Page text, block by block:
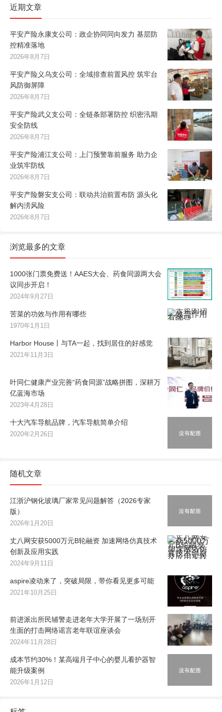
近期文章
平安产险永康支公司：政企协同同向发力 基层防
控精准落地
2026年8月7日
平安产险义乌支公司：全域排查前置风控 筑牢台
风防御屏障
2026年8月7日
平安产险武义支公司：全链条部署防控 织密汛期
安全防线
2026年8月7日
平安产险浦江支公司：上门预警靠前服务 助力企
业筑牢防线
2026年8月7日
平安产险磐安支公司：联动共治前置布防 源头化
解内涝风险
2026年8月7日
浏览最多的文章
1000张门票免费送！AAES大会、药食同源两大会
议同步开启！
2024年9月27日
苦菜的功效与作用有哪些
1970年1月1日
Harbor House丨与TA一起，找到居住的好感觉
2021年11月3日
叶同仁健康产业完善“药食同源”战略拼图，深耕万
亿蓝海市场
2023年4月28日
十大汽车导航品牌，汽车导航简单介绍
2020年2月26日
随机文章
江浙沪钢化玻璃厂家常见问题解答（2026专家
版）
2026年1月20日
丈八网安获5000万元B轮融资 加速网络仿真技术
创新及应用实践
2024年9月11日
aspire凌动来了，突破局限，带你看见更多可能
2021年10月25日
前进派出所民辅警走进老年大学开展了一场别开
生面的打击网络谣言老年联谊座谈会
2024年11月28日
成本节约30%！某高端月子中心的婴儿看护器智
能升级案例
2026年1月12日